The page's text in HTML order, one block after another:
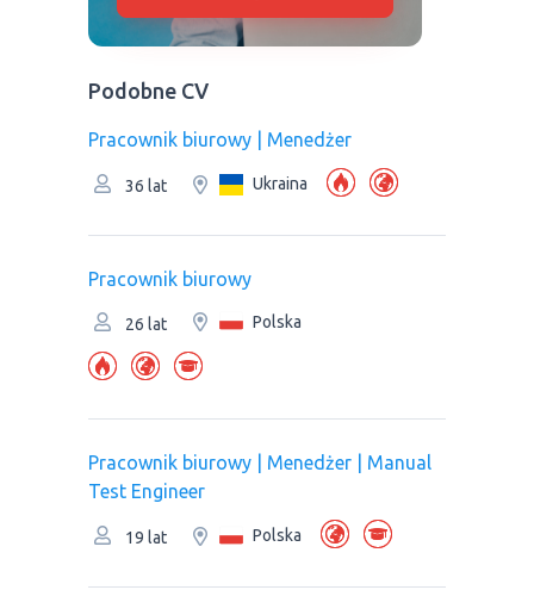
Podobne CV
Pracownik biurowy | Menedżer
36 lat Ukraina
Pracownik biurowy
26 lat Polska
Pracownik biurowy | Menedżer | Manual
Test Engineer
19 lat Polska